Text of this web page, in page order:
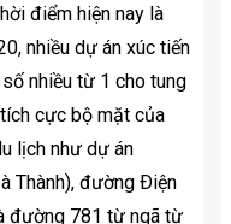
điểm hiện nay là
nhiều dự án xúc tiến
nhiều từ 1 cho tung
cực bộ mặt của
lịch như dự án
Thành), đường Ðiện
đường 781 từ ngã từ